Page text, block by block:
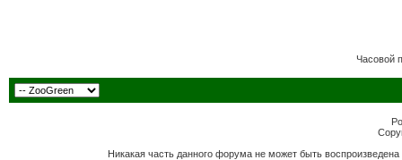
Часовой
Никакая часть данного форума не может быть